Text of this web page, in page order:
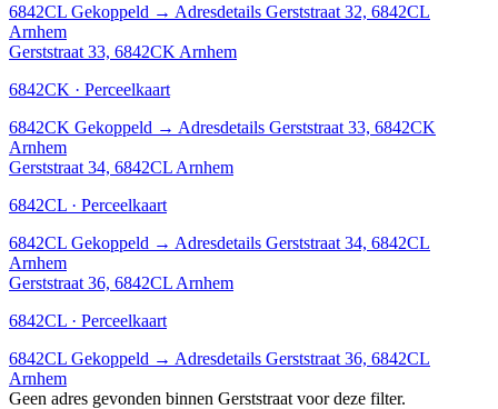
6842CL Gekoppeld → Adresdetails Gerststraat 32, 6842CL
Arnhem
Gerststraat 33, 6842CK Arnhem
6842CK · Perceelkaart
6842CK Gekoppeld → Adresdetails Gerststraat 33, 6842CK
Arnhem
Gerststraat 34, 6842CL Arnhem
6842CL · Perceelkaart
6842CL Gekoppeld → Adresdetails Gerststraat 34, 6842CL
Arnhem
Gerststraat 36, 6842CL Arnhem
6842CL · Perceelkaart
6842CL Gekoppeld → Adresdetails Gerststraat 36, 6842CL
Arnhem
Geen adres gevonden binnen Gerststraat voor deze filter.